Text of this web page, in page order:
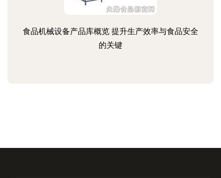
食品机械设备产品库概览 提升生产效率与食品安全
的关键